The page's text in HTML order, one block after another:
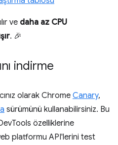
ve daha az CPU
. 🎉
indirme
olarak Chrome Canary,
sürümünü kullanabilirsiniz. Bu
özelliklerine
platformu API'lerini test